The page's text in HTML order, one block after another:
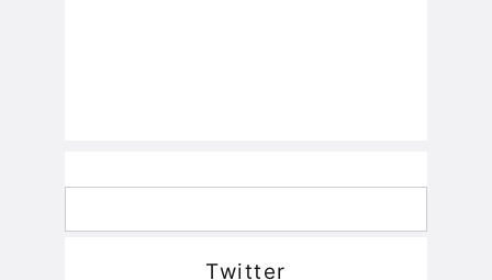
Twitter